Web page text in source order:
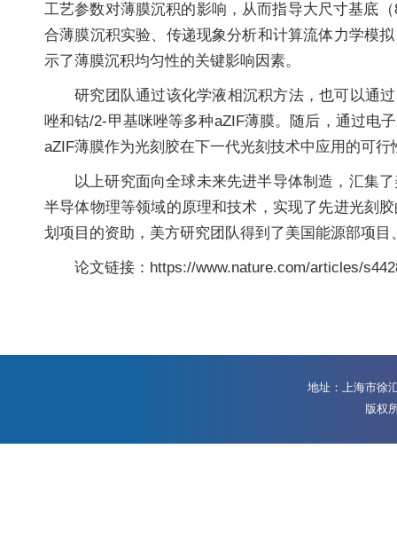
工艺参数对薄膜沉积的影响，从而指导大尺寸基底
合薄膜沉积实验、传递现象分析和计算流体力学模
示了薄膜沉积均匀性的关键影响因素。
研究团队通过该化学液相沉积方法，也可以通
唑和钴/2-甲基咪唑等多种aZIF薄膜。随后，通过电
aZIF薄膜作为光刻胶在下一代光刻技术中应用的可
以上研究面向全球未来先进半导体制造，汇集
半导体物理等领域的原理和技术，实现了先进光刻
划项目的资助，美方研究团队得到了美国能源部项
论文链接：https://www.nature.com/articles/
地址：上海市徐
版权